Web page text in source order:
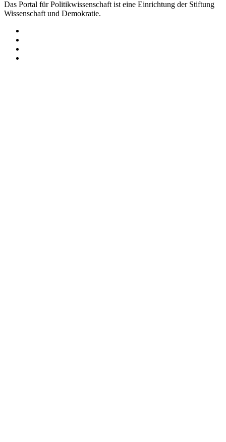
Das Portal für Politikwissenschaft ist eine Einrichtung der Stiftung
Wissenschaft und Demokratie.